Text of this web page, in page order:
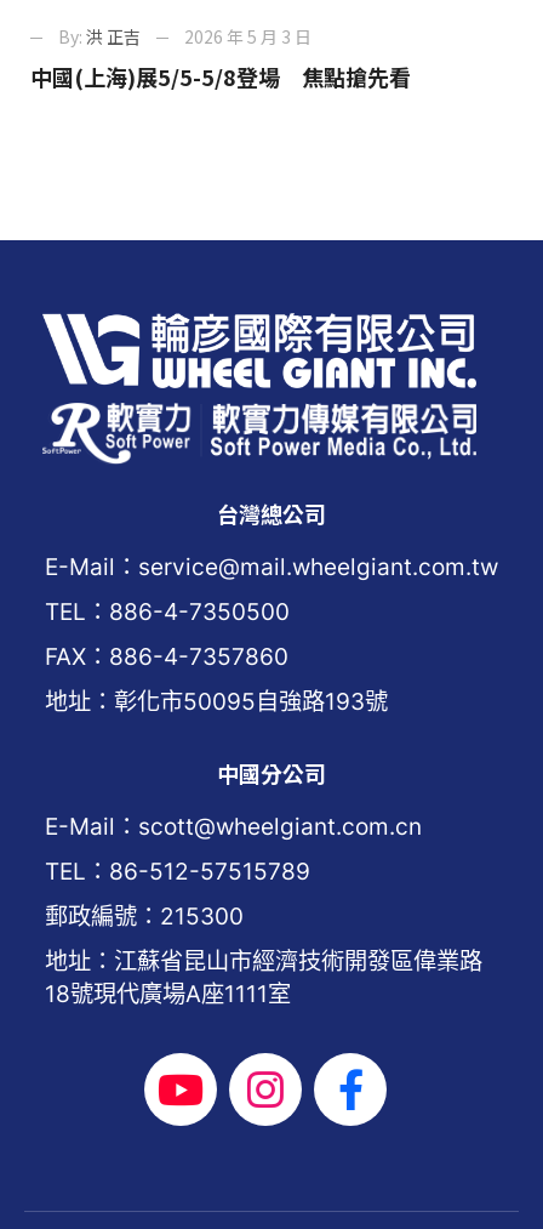
By: 洪 正吉 2026 年 5 月 3 日
中國(上海)展5/5-5/8登場 焦點搶先看
台灣總公司
E-Mail：service@mail.wheelgiant.com.tw
TEL：886-4-7350500
FAX：886-4-7357860
地址：彰化市50095自強路193號
中國分公司
E-Mail：scott@wheelgiant.com.cn
TEL：86-512-57515789
郵政編號：215300
地址：江蘇省昆山市經濟技術開發區偉業路
18號現代廣場A座1111室